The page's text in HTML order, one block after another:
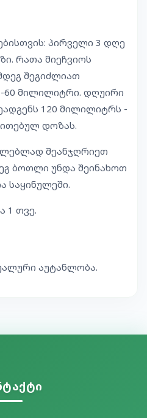
პირველი 3 დღე
რათა მიეჩვიოს
შეგიძლიათ
60 მილილიტრი. დღუირი
120 მილილიტრს -
დოზას.
შეანჯღრიეთ
ბოთლი უნდა შეინახოთ
საყინულეში.
1 თვე.
აუტანლობა.